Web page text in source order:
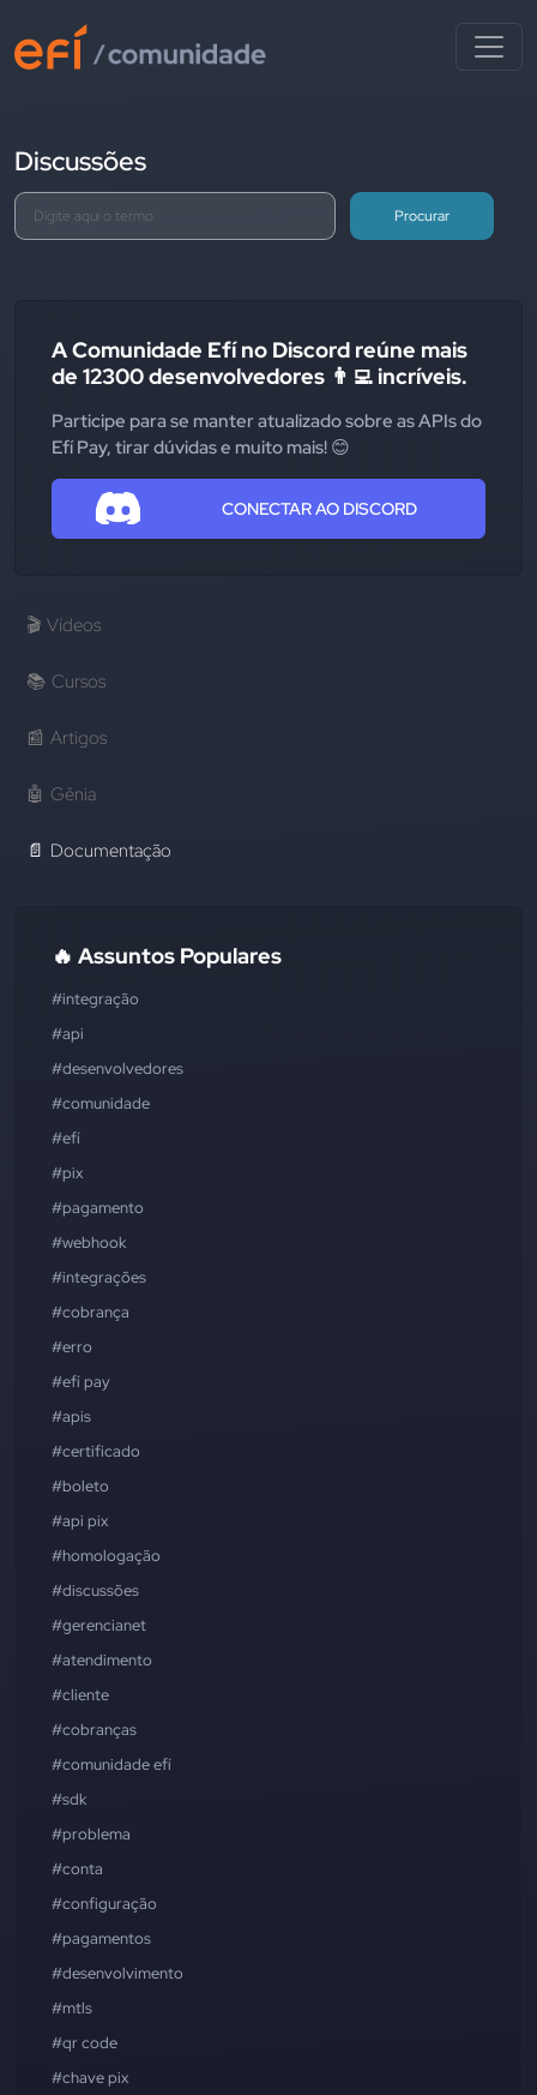
Discussões
Procurar
A Comunidade Efí no Discord reúne mais
de 12300 desenvolvedores 👨‍💻 incríveis.
Participe para se manter atualizado sobre as APIs do
Efí Pay, tirar dúvidas e muito mais! 😊
CONECTAR AO DISCORD
🎬 Vídeos
📚 Cursos
📰 Artigos
🤖 Gênia
📄 Documentação
🔥 Assuntos Populares
#integração
#api
#desenvolvedores
#comunidade
#efí
#pix
#pagamento
#webhook
#integrações
#cobrança
#erro
#efí pay
#apis
#certificado
#boleto
#api pix
#homologação
#discussões
#gerencianet
#atendimento
#cliente
#cobranças
#comunidade efí
#sdk
#problema
#conta
#configuração
#pagamentos
#desenvolvimento
#mtls
#qr code
#chave pix